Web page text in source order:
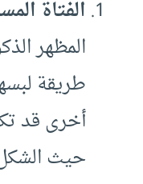
الفتاة
المظهر
طريقة
أخرى قد
حيث الشكل